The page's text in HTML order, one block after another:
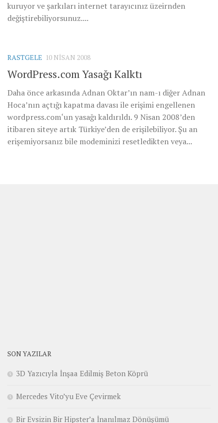
kuruyor ve şarkıları internet tarayıcınız üzeirnden
değiştirebiliyorsunuz....
RASTGELE 10 NISAN 2008
WordPress.com Yasağı Kalktı
Daha önce arkasında Adnan Oktar’ın nam-ı diğer Adnan
Hoca’nın açtığı kapatma davası ile erişimi engellenen
wordpress.com‘un yasağı kaldırıldı. 9 Nisan 2008’den
itibaren siteye artık Türkiye’den de erişilebiliyor. Şu an
erişemiyorsanız bile modeminizi resetledikten veya...
SON YAZILAR
3D Yazıcıyla İnşaa Edilmiş Beton Köprü
Mercedes Vito’yu Eve Çevirmek
Bir Evsizin Bir Hipster’a İnanılmaz Dönüşümü